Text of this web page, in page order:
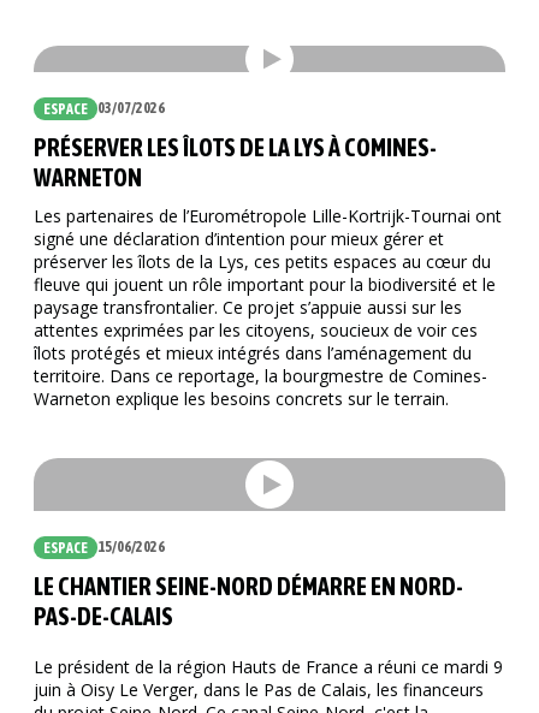
ESPACE 03/07/2026
PRÉSERVER LES ÎLOTS DE LA LYS À COMINES-
WARNETON
Les partenaires de l’Eurométropole Lille-Kortrijk-Tournai ont
signé une déclaration d’intention pour mieux gérer et
préserver les îlots de la Lys, ces petits espaces au cœur du
fleuve qui jouent un rôle important pour la biodiversité et le
paysage transfrontalier. Ce projet s’appuie aussi sur les
attentes exprimées par les citoyens, soucieux de voir ces
îlots protégés et mieux intégrés dans l’aménagement du
territoire. Dans ce reportage, la bourgmestre de Comines-
Warneton explique les besoins concrets sur le terrain.
ESPACE 15/06/2026
LE CHANTIER SEINE-NORD DÉMARRE EN NORD-
PAS-DE-CALAIS
Le président de la région Hauts de France a réuni ce mardi 9
juin à Oisy Le Verger, dans le Pas de Calais, les financeurs